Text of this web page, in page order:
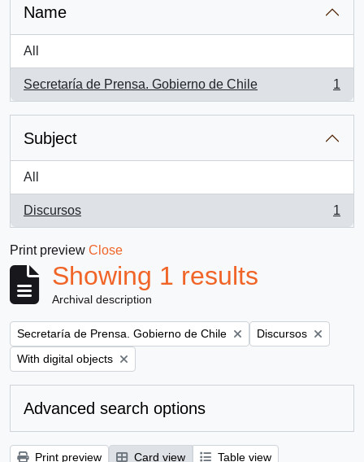
Name
All
Secretaría de Prensa. Gobierno de Chile
, 1 results
1
Subject
All
Discursos
, 1 results
1
Print preview Close
Showing 1 results
Archival description
Remove filter:
Secretaría de Prensa. Gobierno de Chile Remove filter:
Discursos
Remove filter:
With digital objects
Advanced search options
Print preview Card view
Table view